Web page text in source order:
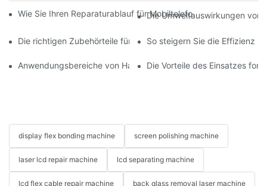
Wie Sie Ihren Reparaturablauf für Mobiltelefone mit moderner
Die Umweltauswirkungen von
Die richtigen Zubehörteile für Ihr Handy-So steigern Sie die Effizienz
Anwendungsbereiche von Handy-Reparaturmaschinen bei
Die Vorteile des Einsatzes
display flex bonding machine screen polishing machine
laser lcd repair machine lcd separating machine
lcd flex cable repair machine back glass removal laser machine